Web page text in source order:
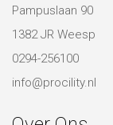
Pampuslaan 90
1382 JR Weesp
0294-256100
info@procility.nl